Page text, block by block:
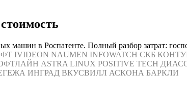
машин в Роспатенте. Полный разбор затрат:
IVIDEON NAUMEN INFOWATCH СКБ
ASTRA LINUX POSITIVE TECH
ИНГРАД ВКУСВИЛЛ АСКОНА БАРКЛИ